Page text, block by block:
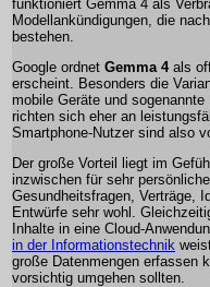
funktioniert Gemma 4 als
Modellankündigungen, die
bestehen.
Google ordnet Gemma 4als
erscheint. Besonders die
mobile Geräte und
richten sich eher an
Smartphone-Nutzer sind also
Der große Vorteil liegt im
inzwischen für sehr
Gesundheitsfragen, Verträge,
Entwürfe sehr wohl.
Inhalte in eine Cloud-
in der Informationstechnik
große Datenmengen erfassen
vorsichtig umgehen sollten.